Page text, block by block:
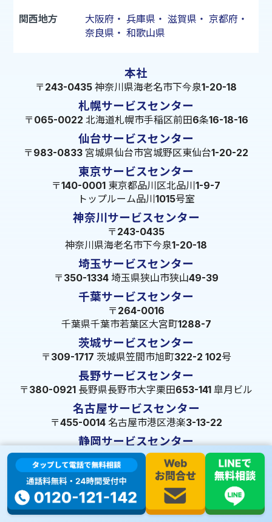
関西地方 大阪府 ・ 兵庫県 ・ 滋賀県 ・ 京都府 ・
奈良県 ・ 和歌山県
本社
〒243-0435 神奈川県海老名市下今泉1-20-18
札幌サービスセンター
〒065-0022 北海道札幌市手稲区前田6条16-18-16
仙台サービスセンター
〒983-0833 宮城県仙台市宮城野区東仙台1-20-22
東京サービスセンター
〒140-0001 東京都品川区北品川1-9-7
トップルーム品川1015号室
神奈川サービスセンター
〒243-0435
神奈川県海老名市下今泉1-20-18
埼玉サービスセンター
〒350-1334 埼玉県狭山市狭山49-39
千葉サービスセンター
〒264-0016
千葉県千葉市若葉区大宮町1288-7
茨城サービスセンター
〒309-1717 茨城県笠間市旭町322-2 102号
長野サービスセンター
〒380-0921 長野県長野市大字栗田653-141 皐月ビル
名古屋サービスセンター
〒455-0014 名古屋市港区港楽3-13-22
静岡サービスセンター
〒422-8034 静岡県駿河区高松2-5-10
大阪サービスセンター
〒547-0001 大阪府大阪市平野区加美北5-13-8
広島サービスセンター